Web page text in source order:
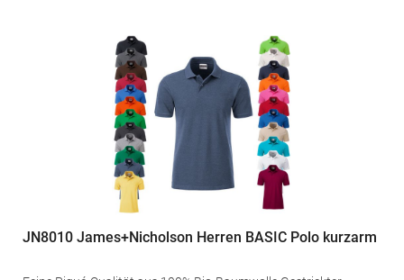
JN8010 James+Nicholson Herren BASIC Polo kurzarm